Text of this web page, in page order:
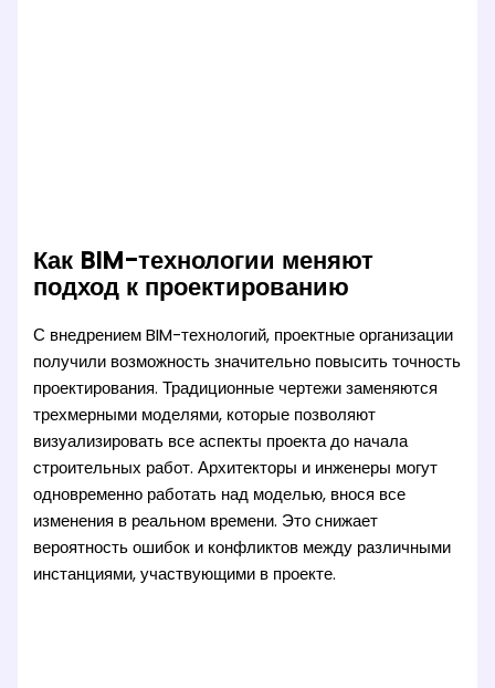
Как BIM-технологии меняют
подход к проектированию
С внедрением BIM-технологий, проектные организации
получили возможность значительно повысить точность
проектирования. Традиционные чертежи заменяются
трехмерными моделями, которые позволяют
визуализировать все аспекты проекта до начала
строительных работ. Архитекторы и инженеры могут
одновременно работать над моделью, внося все
изменения в реальном времени. Это снижает
вероятность ошибок и конфликтов между различными
инстанциями, участвующими в проекте.